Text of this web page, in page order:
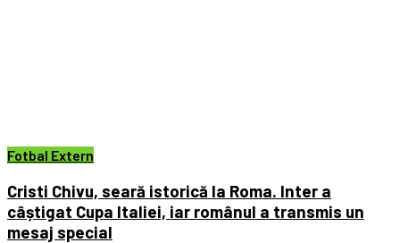
Fotbal Extern
Cristi Chivu, seară istorică la Roma. Inter a
câștigat Cupa Italiei, iar românul a transmis un
mesaj special